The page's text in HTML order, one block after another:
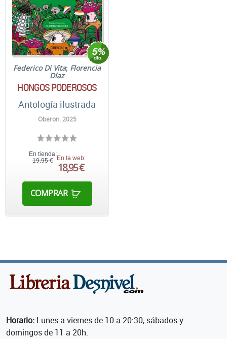
Federico Di Vita; Florencia
Díaz
HONGOS PODEROSOS
Antología ilustrada
Oberon. 2025
En tienda:
19,95 € En la web:
18,95 €
COMPRAR
Horario: Lunes a viernes de 10 a 20:30, sábados y
domingos de 11 a 20h.